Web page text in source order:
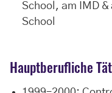
School, am IMD
School
Hauptberufliche